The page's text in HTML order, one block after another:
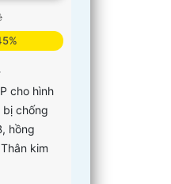
cho hình
bị chống
hồng
kim